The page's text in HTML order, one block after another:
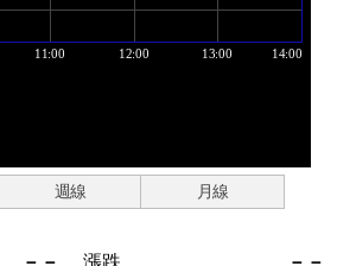
週線 月線
－－ 漲跌 －－